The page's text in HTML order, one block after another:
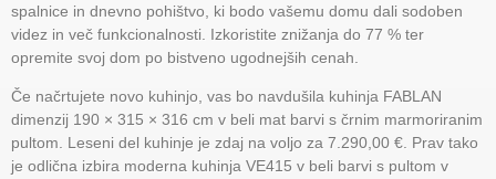
spalnice in dnevno pohištvo, ki bodo vašemu domu dali sodoben
videz in več funkcionalnosti. Izkoristite znižanja do 77 % ter
opremite svoj dom po bistveno ugodnejših cenah.
Če načrtujete novo kuhinjo, vas bo navdušila kuhinja FABLAN
dimenzij 190 × 315 × 316 cm v beli mat barvi s črnim marmoriranim
pultom. Leseni del kuhinje je zdaj na voljo za 7.290,00 €. Prav tako
je odlična izbira moderna kuhinja VE415 v beli barvi s pultom v